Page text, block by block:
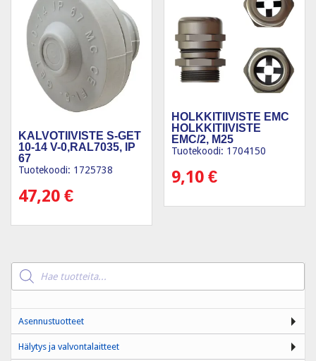
KALVOTIIVISTE S-GET
10-14 V-0,RAL7035, IP
67
Tuotekoodi: 1725738
47,20 €
HOLKKITIIVISTE EMC
HOLKKITIIVISTE
EMC/2, M25
Tuotekoodi: 1704150
9,10€
Products
search
Asennustuotteet
Hälytys ja valvontalaitteet